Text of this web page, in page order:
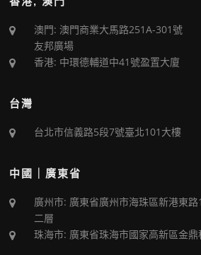
澳門: 澳門商業大馬路251A-301號
友邦廣場
香港: 中環德輔道中41號盈置大廈
台灣
台北市信義路5段7號臺北101大樓
中國｜廣東省
廣州市: 廣東省廣州市海珠區新港東
二層
珠海市: 廣東省珠海市國家高新區金